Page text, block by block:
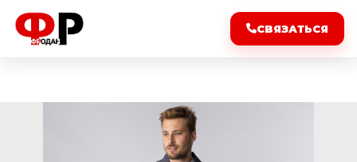
СВЯЗАТЬСЯ